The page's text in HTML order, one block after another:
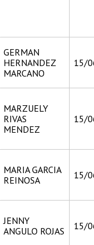
GERMAN
HERNANDEZ
MARCANO
15/
MARZUELY
RIVAS
MENDEZ
15/
MARIA GARCIA
REINOSA
15/
JENNY
ANGULO ROJAS
15/